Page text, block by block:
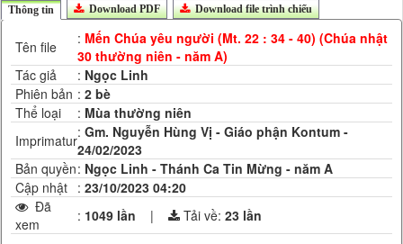
Thông tin Download PDF Download file trình chiếu
Tên file : Mến Chúa yêu người (Mt. 22 : 34 - 40) (Chúa nhật
30 thường niên - năm A)
Tác giả
: Ngọc Linh
Phiên bản : 2 bè
Thể loại
: Mùa thường niên
Imprimatur: Gm. Nguyễn Hùng Vị - Giáo phận Kontum -
24/02/2023
Bản quyền: Ngọc Linh - Thánh Ca Tin Mừng - năm A
Cập nhật : 23/10/2023 04:20
Đã
xem
: 1049 lần | Tải về: 23 lần